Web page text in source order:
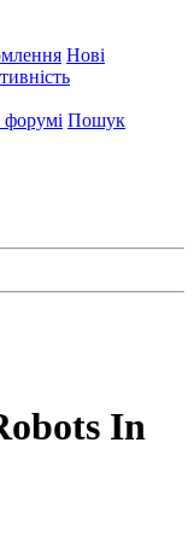
Нові
форумі Пошук
In